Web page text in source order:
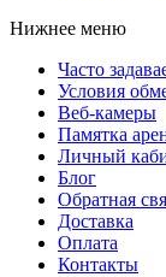
Нижнее меню
Часто
Условия
Веб-камеры
Памятка
Личный
Блог
Обратная
Доставка
Оплата
Контакты